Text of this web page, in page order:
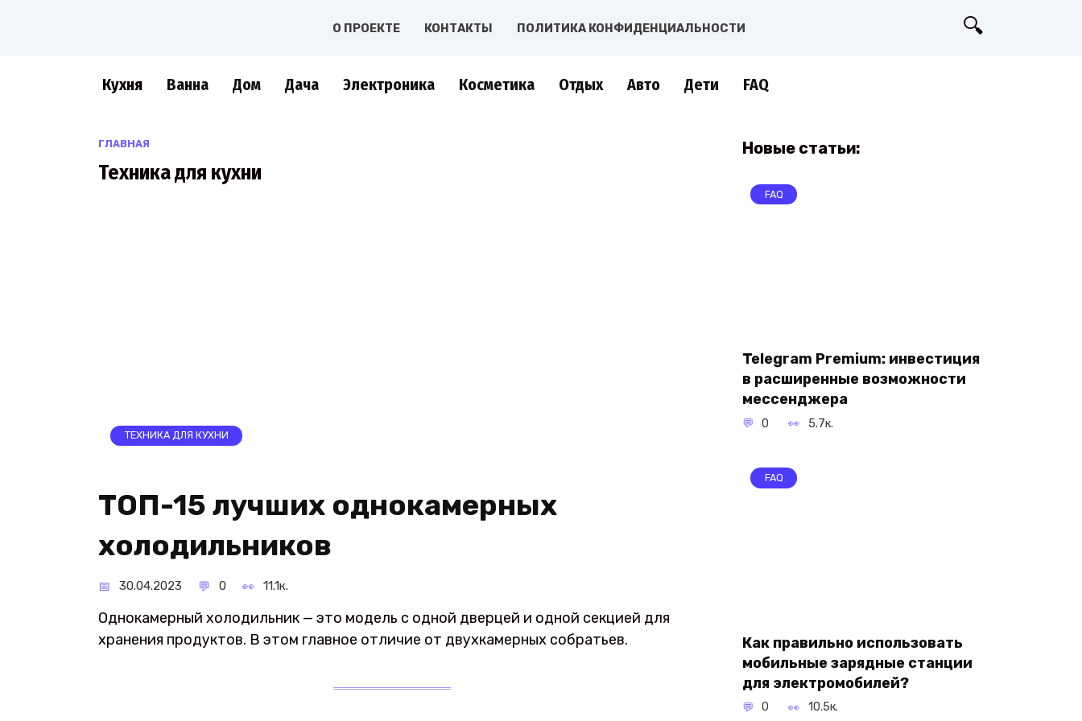
О ПРОЕКТЕ КОНТАКТЫ ПОЛИТИКА КОНФИДЕНЦИАЛЬНОСТИ
Кухня Ванна Дом Дача Электроника Косметика Отдых Авто Дети FAQ
ГЛАВНАЯ
Техника для кухни
ТЕХНИКА ДЛЯ КУХНИ
ТОП-15 лучших однокамерных
холодильников
30.04.2023 0 11.1к.
Однокамерный холодильник — это модель с одной дверцей и одной секцией для
хранения продуктов. В этом главное отличие от двухкамерных собратьев.
Новые статьи:
FAQ
Telegram Premium: инвестиция
в расширенные возможности
мессенджера
0 5.7к.
FAQ
Как правильно использовать
мобильные зарядные станции
для электромобилей?
0 10.5к.